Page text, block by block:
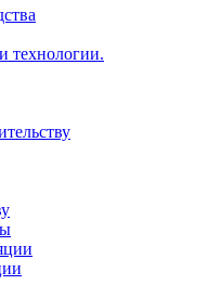
технологии.